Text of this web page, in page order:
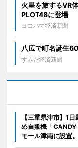
火星を旅するVR
PLOT48に登場
ヨコハマ経済新聞
八広で町名誕生
すみだ経済新聞
【三重県津市】1
め自販機「
モール津南に設置。